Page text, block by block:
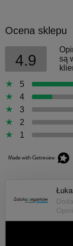
Ocena sklepu
4.9
są
5
4
3
2
1